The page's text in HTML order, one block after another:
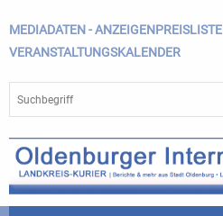
MEDIADATEN - ANZEIGENPREISLISTE
VERANSTALTUNGSKALENDER